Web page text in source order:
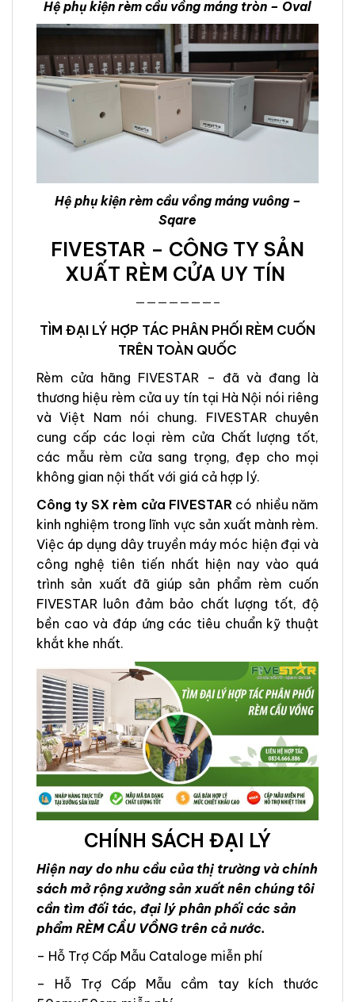
Hệ phụ kiện rèm cầu vồng máng tròn – Oval
Hệ phụ kiện rèm cầu vồng máng vuông –
Sqare
FIVESTAR – CÔNG TY SẢN
XUẤT RÈM CỬA UY TÍN
———————–
TÌM ĐẠI LÝ HỢP TÁC PHÂN PHỐI RÈM CUỐN
TRÊN TOÀN QUỐC
Rèm cửa hãng FIVESTAR – đã và đang là
thương hiệu rèm cửa uy tín tại Hà Nội nói riêng
và Việt Nam nói chung. FIVESTAR chuyên
cung cấp các loại rèm cửa Chất lượng tốt,
các mẫu rèm cửa sang trọng, đẹp cho mọi
không gian nội thất với giá cả hợp lý.
Công ty SX rèm cửa FIVESTAR có nhiều năm
kinh nghiệm trong lĩnh vực sản xuất mành rèm.
Việc áp dụng dây truyền máy móc hiện đại và
công nghệ tiên tiến nhất hiện nay vào quá
trình sản xuất đã giúp sản phẩm rèm cuốn
FIVESTAR luôn đảm bảo chất lượng tốt, độ
bền cao và đáp ứng các tiêu chuẩn kỹ thuật
khắt khe nhất.
CHÍNH SÁCH ĐẠI LÝ
Hiện nay do nhu cầu của thị trường và chính
sách mở rộng xưởng sản xuất nên chúng tôi
cần tìm đối tác, đại lý phân phối các sản
phẩm RÈM CẦU VỒNG trên cả nước.
– Hỗ Trợ Cấp Mẫu Cataloge miễn phí
– Hỗ Trợ Cấp Mẫu cầm tay kích thước